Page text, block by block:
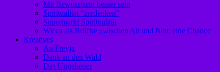
Mit Bewusstsein besser sein
Spiritualität “zerdenken”
Supermarkt Spiritualität
Wicca als Brücke zwischen Alt und Neu: eine Chance
Kreatives
An Freyja
Dank an den Wald
Das Ungeheuer